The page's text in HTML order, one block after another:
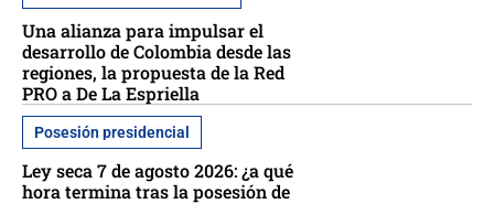
Una alianza para impulsar el
desarrollo de Colombia desde las
regiones, la propuesta de la Red
PRO a De La Espriella
Posesión presidencial
Ley seca 7 de agosto 2026: ¿a qué
hora termina tras la posesión de